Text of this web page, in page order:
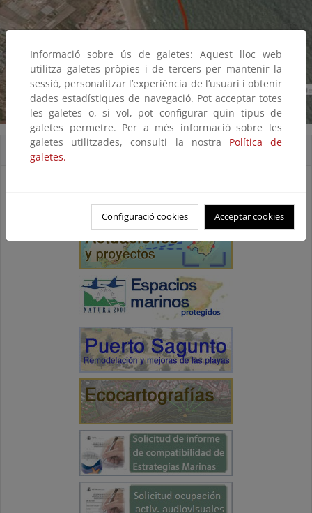
Accesos directos
Informació sobre ús de galetes: Aquest lloc web
utilitza galetes pròpies i de tercers per mantenir la
sessió, personalitzar l’experiència de l’usuari i obtenir
dades estadístiques de navegació. Pot acceptar totes
les galetes o, si vol, pot configurar quin tipus de
galetes permetre. Per a més informació sobre les
galetes utilitzades, consulti la nostra Política de
galetes.
Configuració cookies Acceptar cookies